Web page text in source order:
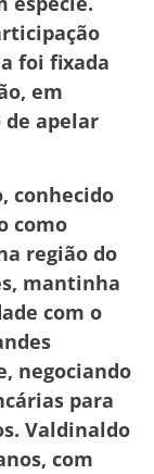
foi fixada
em
apelar
conhecido
como
região do
mantinha
com o
negociando
para
Valdinaldo
com